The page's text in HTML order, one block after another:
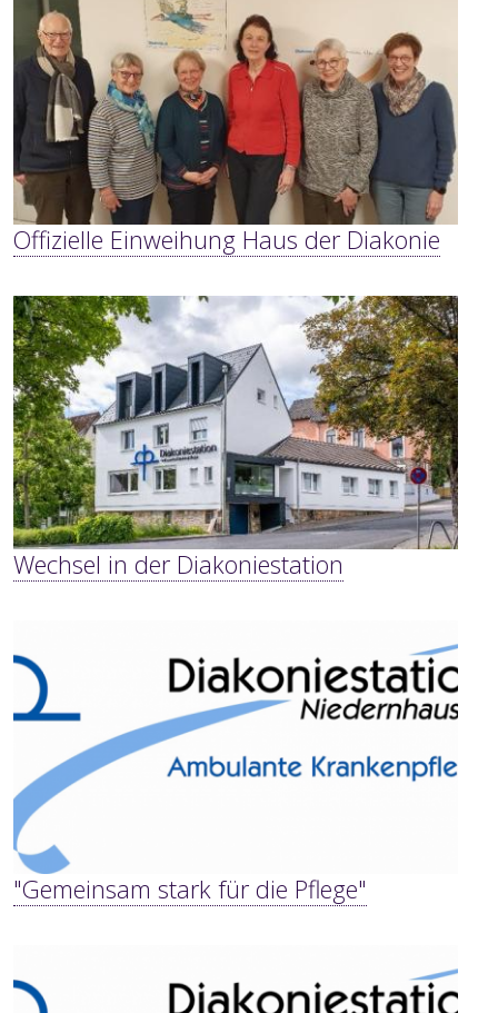
Offizielle Einweihung Haus der Diakonie
Wechsel in der Diakoniestation
"Gemeinsam stark für die Pflege"